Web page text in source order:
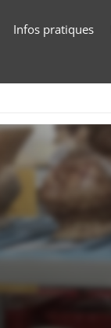
Infos pratiques